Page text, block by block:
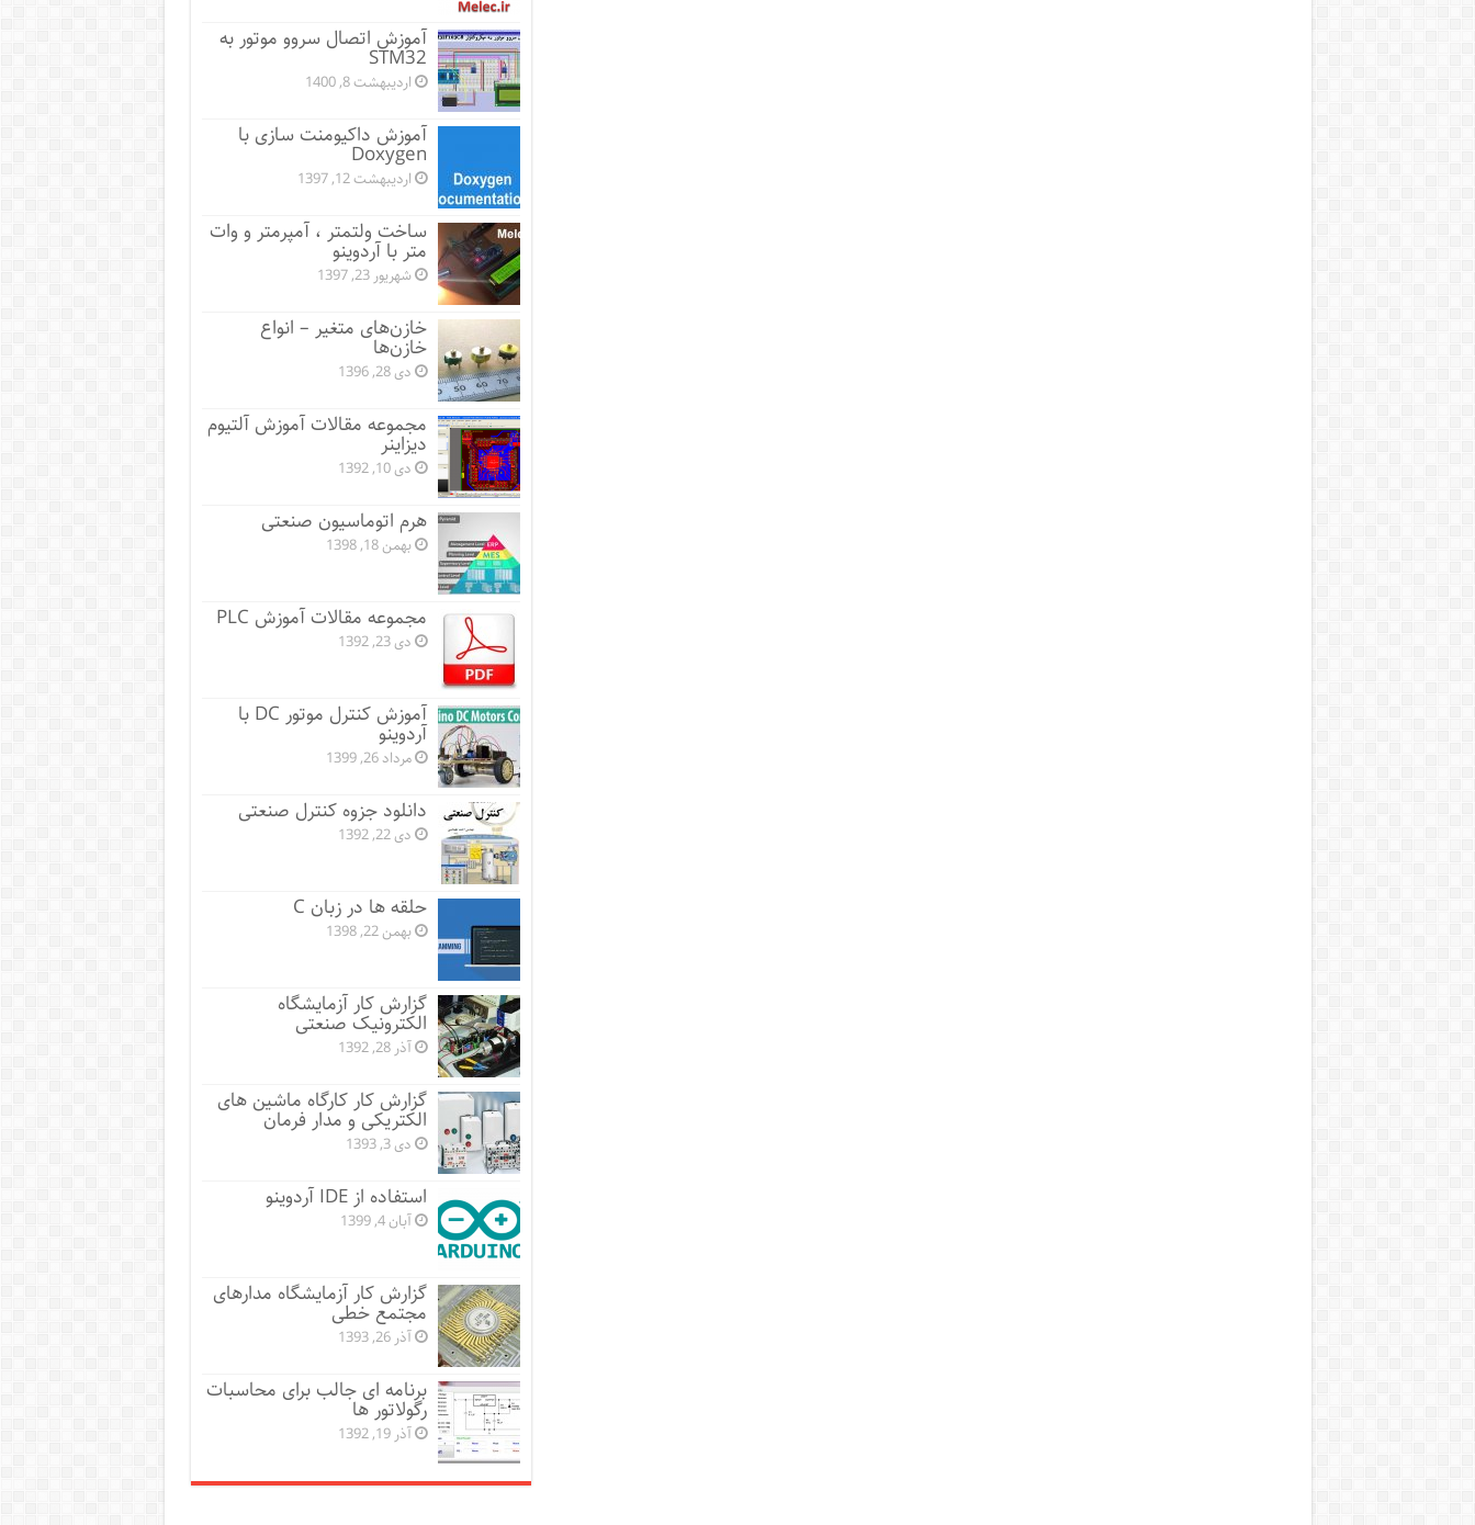
آموزش اتصال سروو موتور به
STM32
اردیبهشت 8, 1400
آموزش داکیومنت سازی با
Doxygen
اردیبهشت 12, 1397
ساخت ولتمتر ، آمپرمتر و وات
متر با آردوینو
شهریور 23, 1397
خازن‌های متغیر – انواع
خازن‌ها
دی 28, 1396
مجموعه مقالات آموزش آلتیوم
دیزاینر
دی 10, 1392
هرم اتوماسیون صنعتی
بهمن 18, 1398
مجموعه مقالات آموزش PLC
دی 23, 1392
آموزش کنترل موتور DC با
آردوینو
مرداد 26, 1399
دانلود جزوه کنترل صنعتی
دی 22, 1392
حلقه ها در زبان C
بهمن 22, 1398
گزارش کار آزمایشگاه
الکترونیک صنعتی
آذر 28, 1392
گزارش کار کارگاه ماشین های
الکتریکی و مدار فرمان
دی 3, 1393
استفاده از IDE آردوینو
آبان 4, 1399
گزارش کار آزمایشگاه مدارهای
مجتمع خطی
آذر 26, 1393
برنامه ای جالب برای محاسبات
رگولاتور ها
آذر 19, 1392